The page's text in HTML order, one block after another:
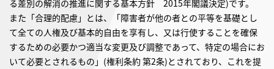
る差別の解消の推進に関する基本方針 2015年閣議決定)です。
また「合理的配慮」とは、「障害者が他の者との平等を基礎とし
て全ての人権及び基本的自由を享有し、又は行使することを確保
するための必要かつ適当な変更及び調整であって、特定の場合にお
いて必要とされるもの」(権利条約 第2条)とされており、これを提